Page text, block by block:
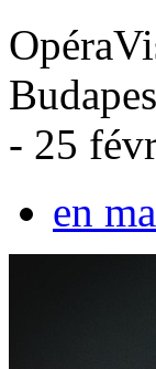
- 25
en